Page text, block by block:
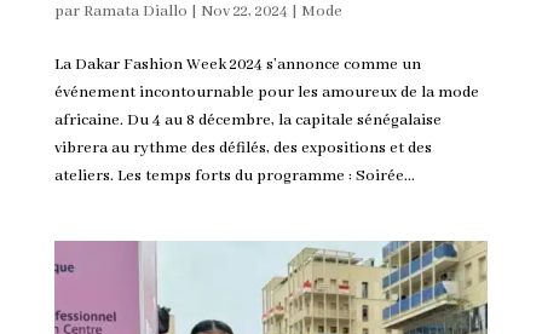
par Ramata Diallo | Nov 22, 2024 | Mode
La Dakar Fashion Week 2024 s’annonce comme un
événement incontournable pour les amoureux de la mode
africaine. Du 4 au 8 décembre, la capitale sénégalaise
vibrera au rythme des défilés, des expositions et des
ateliers. Les temps forts du programme : Soirée...